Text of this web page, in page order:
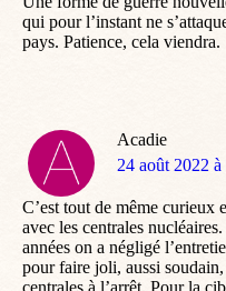
qui pour l’instant ne
pays. Patience, cela viendra.
Acadie
dit
24 août 2022
C’est tout de même curieux
avec les centrales
années on a négligé
pour faire joli, aussi